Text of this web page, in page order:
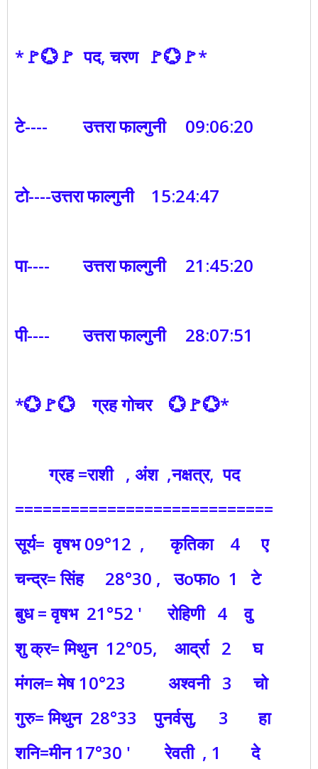
*🚩💮🚩 पद, चरण 🚩💮🚩*
टे---- उत्तरा फाल्गुनी 09:06:20
टो----उत्तरा फाल्गुनी 15:24:47
पा---- उत्तरा फाल्गुनी 21:45:20
पी---- उत्तरा फाल्गुनी 28:07:51
*💮🚩💮 ग्रह गोचर 💮🚩💮*
ग्रह =राशी , अंश ,नक्षत्र, पद
============================
सूर्य= वृषभ 09°12 , कृतिका 4 ए
चन्द्र= सिंह 28°30 , उoफाo 1 टे
बुध = वृषभ 21°52 ' रोहिणी 4 वु
शु क्र= मिथुन 12°05, आर्द्रा 2 घ
मंगल= मेष 10°23 अश्वनी 3 चो
गुरु= मिथुन 28°33 पुनर्वसु, 3 हा
शनि=मीन 17°30 ' रेवती , 1 दे